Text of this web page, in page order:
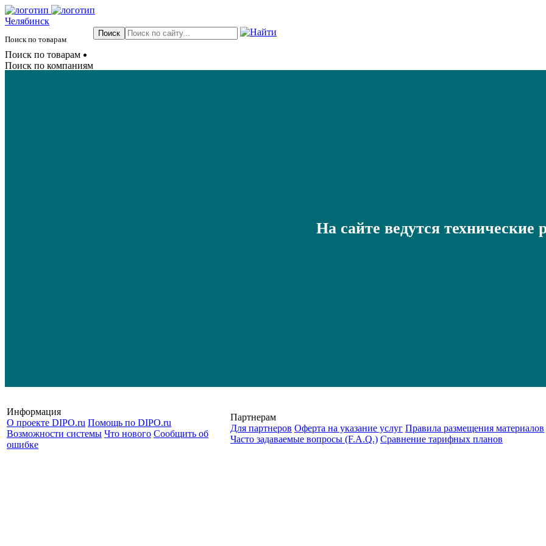
Челябинск
Поиск по товарам
Поиск по товарам
Поиск по компаниям
На сайте ведутся технические
Информация
О проекте DIPO.ru Помощь по DIPO.ru
Возможности системы Что нового Сообщить об
ошибке
Партнерам
Для партнеров Оферта на указание услуг Правила размещения материалов
Часто задаваемые вопросы (F.A.Q.) Cравнение тарифных планов